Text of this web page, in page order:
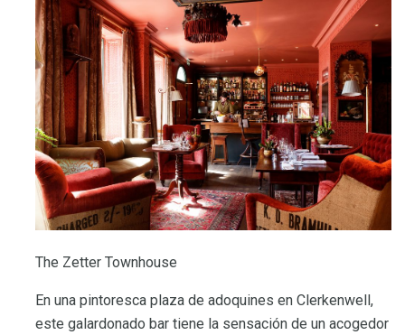
The Zetter Townhouse
En una pintoresca plaza de adoquines en Clerkenwell,
este galardonado bar tiene la sensación de un acogedor